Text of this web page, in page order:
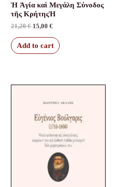
Ἡ Ἁγία καὶ Μεγάλη Σύνοδος
τῆς ΚρήτηςἩ
21,20€ 15,00€
Add to cart
was:
26,50 €.
is:
19,50 €.